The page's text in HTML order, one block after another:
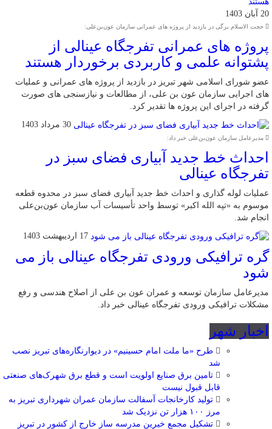
20 آبان 1403
حجت الاسلام برگی در بازدید از پروژه های عمرانی سازمان عون‌بن‌علی:
پروژه های عمرانی تفرجگاه عینالی از
پشتوانه علمی و کاربردی برخوردار هستند
عضو شورای اسلامی شهر تبریز در بازدید از پروژه های عمرانی و عملیات
های اجرایی سازمان عون بن علی، از مطالعات و نیازسنجی های صورت
گرفته در اجرای این پروژه ها تقدیر کرد.
30 مرداد 1403
مدیرعامل سازمان عون‌بن‌علی خبر داد:
احداث خط جدید آبیاری فضای سبز در
تفرجگاه عینالی
عملیات لوله گذاری و احداث خط جدید آبیاری فضای سبز در محدوه قطعه
موسوم به «تپه الله اکبر» توسط واحد تأسیسات آب سازمان عون‌بن‌علی
انجام شد.
17 اردیبهشت 1403
گره ترافیکی ورودی تفرجگاه عینالی باز می
شود
مدیرعامل سازمان توسعه و عمران عون بن علی از اصلاح هندسی و رفع
مشکلات ترافیکی ورودی تفرجگاه عینالی خبر داد.
اخبار شهر
طرح «ما ملت امام حسینیم» در دیوارنگاره‌های تبریز نصب
شد
تامین برق صنایع اولویت است و قطع برق شهرک‌های صنعتی
قابل قبول نیست
تولید کارخانجات آسفالت سازمان عمران شهرداری تبریز به
مرز ۱۰۰ هزار تن نزدیک شد
تشکیل مجمع خیرین مدرسه ‌ساز خارج از کشور در تبریز